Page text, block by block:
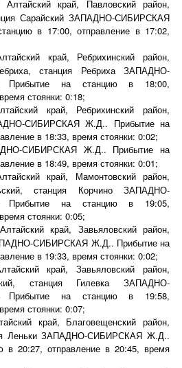
Алтайский край, Павловский район,
Сарайский ЗАПАДНО-СИБИРСКАЯ
в 17:00, отправление в 17:02,
край, Ребрихинский район,
станция Ребриха ЗАПАДНО-
на станцию в 18:00,
стоянки: 0:18;
край, Ребрихинский район,
СИБИРСКАЯ Ж.Д.. Прибытие на
в 18:33, время стоянки: 0:02;
СИБИРСКАЯ Ж.Д.. Прибытие на
в 18:49, время стоянки: 0:01;
край, Мамонтовский район,
станция Корчино ЗАПАДНО-
на станцию в 19:05,
стоянки: 0:05;
край, Завьяловский район,
СИБИРСКАЯ Ж.Д.. Прибытие на
в 19:33, время стоянки: 0:02;
край, Завьяловский район,
станция Гилевка ЗАПАДНО-
на станцию в 19:58,
стоянки: 0:07;
край, Благовещенский район,
Леньки ЗАПАДНО-СИБИРСКАЯ Ж.Д..
в 20:27, отправление в 20:45, время